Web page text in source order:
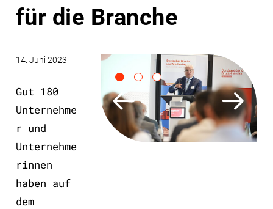
für die Branche
14. Juni 2023
Gut 180
Unternehme
r und
Unternehme
rinnen
haben auf
dem